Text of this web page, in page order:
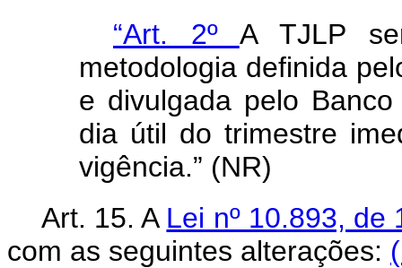
“Art. 2º A TJLP
metodologia definida
e divulgada pelo
dia útil do trimestre
vigência.” (NR)
Art. 15. A Lei nº 10.893,
com as seguintes alterações: